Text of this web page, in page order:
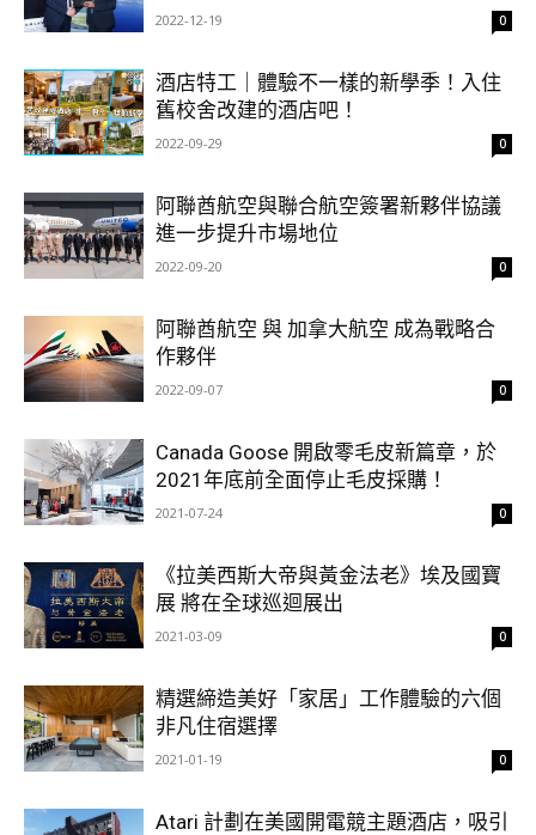
2022-12-19 0
酒店特工｜體驗不一樣的新學季！入住
舊校舍改建的酒店吧！
2022-09-29 0
阿聯酋航空與聯合航空簽署新夥伴協議
進一步提升市場地位
2022-09-20 0
阿聯酋航空 與 加拿大航空 成為戰略合
作夥伴
2022-09-07 0
Canada Goose 開啟零毛皮新篇章，於
2021年底前全面停止毛皮採購！
2021-07-24 0
《拉美西斯大帝與黃金法老》埃及國寶
展 將在全球巡迴展出
2021-03-09 0
精選締造美好「家居」工作體驗的六個
非凡住宿選擇
2021-01-19 0
Atari 計劃在美國開電競主題酒店，吸引